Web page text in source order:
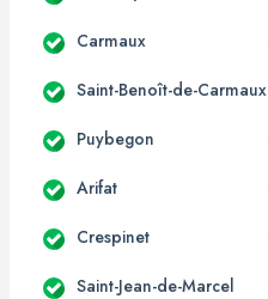
Carmaux
Saint-Benoît-de-Carmaux
Puybegon
Arifat
Crespinet
Saint-Jean-de-Marcel